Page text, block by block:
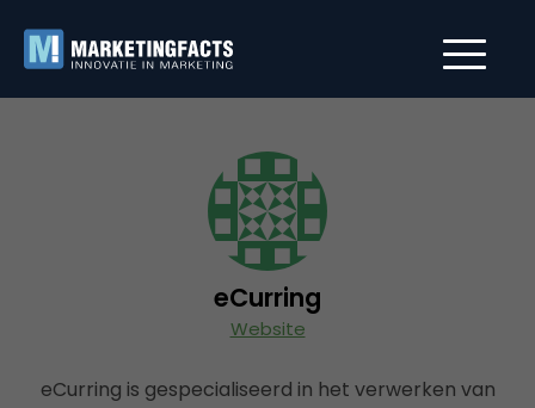
eCurring
Website
eCurring is gespecialiseerd in het verwerken van